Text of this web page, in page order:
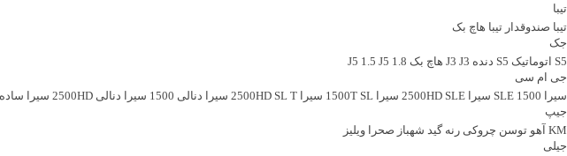
تیبا
تیبا صندوقدار تیبا هاچ بک
جک
S5 اتوماتیک
S5 دنده J3 J3 هاچ بک J5 1.5 J5 1.8
جی ام سی
سیرا 1500 SLE
سیرا 2500HD SLE سیرا 1500T SL سیرا 2500HD SL T سیرا دنالی 1500 سیرا دنالی 2500HD سیرا ساده1500
جیپ
KM آهو توسن چروکی رنه گید شهباز صحرا ویلیز
جیلی